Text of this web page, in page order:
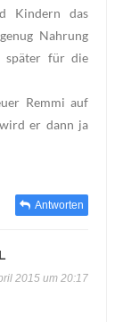
Kindern das
Nahrung
später für die
Remmi auf
er dann ja
Antworten
2015 um 20:17